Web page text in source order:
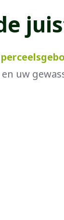
uw